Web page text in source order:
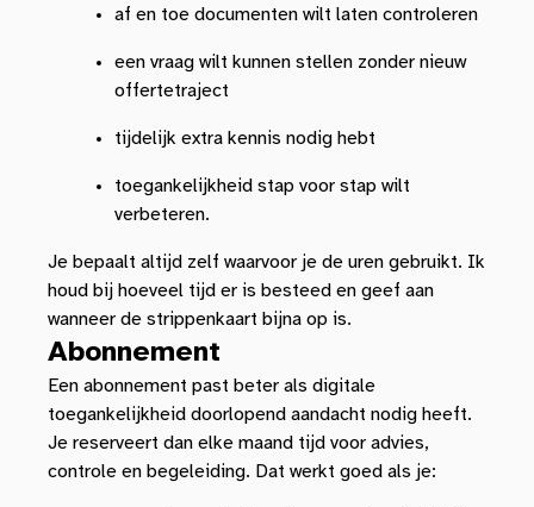
af en toe documenten wilt laten controleren
een vraag wilt kunnen stellen zonder nieuw
offertetraject
tijdelijk extra kennis nodig hebt
toegankelijkheid stap voor stap wilt
verbeteren.
Je bepaalt altijd zelf waarvoor je de uren gebruikt. Ik
houd bij hoeveel tijd er is besteed en geef aan
wanneer de strippenkaart bijna op is.
Abonnement
Een abonnement past beter als digitale
toegankelijkheid doorlopend aandacht nodig heeft.
Je reserveert dan elke maand tijd voor advies,
controle en begeleiding. Dat werkt goed als je: